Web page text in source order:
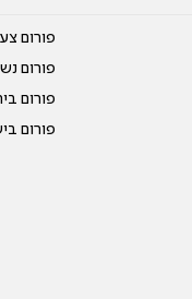
פורום
פורום
פורום
פורום